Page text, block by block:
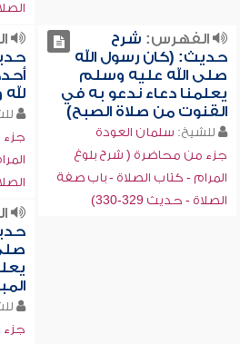
الفهرس: شرح
حديث: (كان رسول الله
صلى الله عليه وسلم
يعلمنا دعاء ندعو به في
القنوت من صلاة الصبح)
للشيخ: سلمان العودة
جزء من محاضرة ( شرح بلوغ
المرام - كتاب الصلاة - باب صفة
الصلاة - حديث 329-330)
جزء
جزء